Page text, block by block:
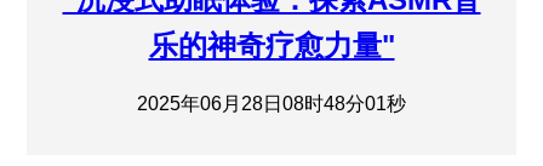
乐的神奇疗愈力量"
2025年06月28日08时48分01秒